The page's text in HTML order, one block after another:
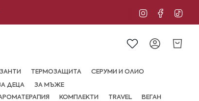
Instagram
Сметка
ТЕРМОЗАЩИТА СЕРУМИ И ОЛИО
ДЕЦА
ЗА МЪЖЕ
КОМПЛЕКТИ TRAVEL
ВЕГАН